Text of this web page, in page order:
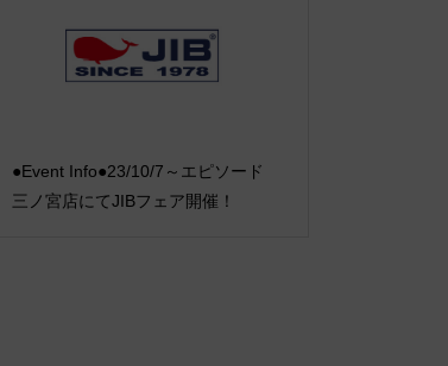
●Event Info●23/10/7～エピソード
三ノ宮店にてJIBフェア開催！